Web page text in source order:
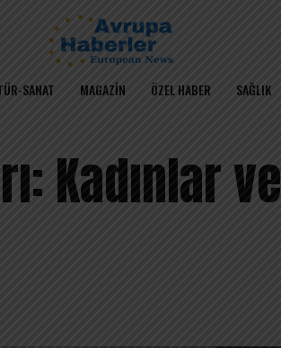
SANAT MAGAZIN ÖZEL HABER SAĞLIK
Kadınlar ve